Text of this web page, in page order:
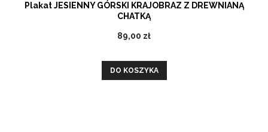
Plakat JESIENNY GÓRSKI KRAJOBRAZ Z DREWNIANĄ
CHATKĄ
89,00 zł
DO KOSZYKA